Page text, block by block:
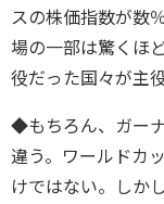
スの株価指数が数
場の一部は驚くほ
役だった国々が主
◆もちろん、ガー
違う。ワールドカ
けではない。しか